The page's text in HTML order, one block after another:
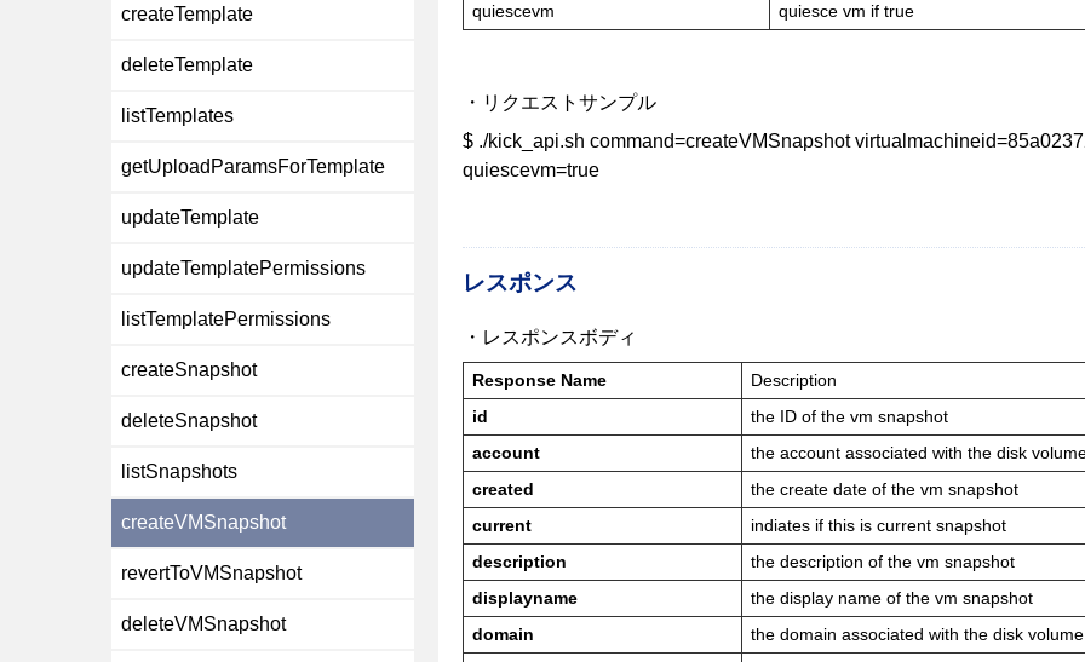
quiescevm
quiesce vm if true
・リクエストサンプル
$ ./kick_api.sh command=createVMSnapshot
quiescevm=true
レスポンス
・レスポンスボディ
Response Name
Description
id
the ID of the vm snapshot
account
the account associated with the disk
created
the create date of the vm snapshot
current
indiates if this is current snapshot
description
the description of the vm snapshot
displayname
the display name of the vm snapshot
domain
the domain associated with the disk volume
createTemplate
deleteTemplate
listTemplates
getUploadParamsForTemplate
updateTemplate
updateTemplatePermissions
listTemplatePermissions
createSnapshot
deleteSnapshot
listSnapshots
createVMSnapshot
revertToVMSnapshot
deleteVMSnapshot